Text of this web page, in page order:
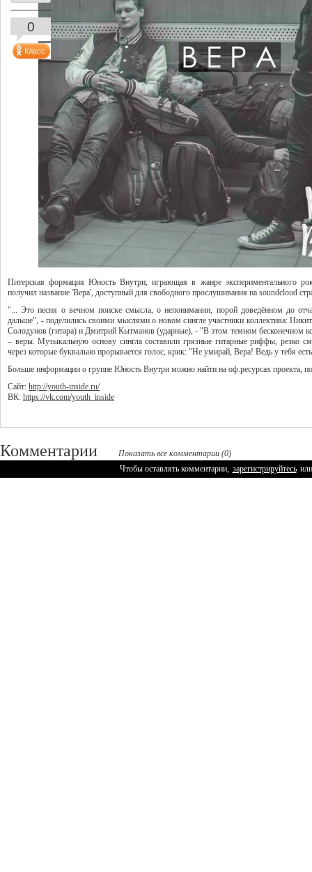
Питерская формация Юность Внутри, играющая в жанре экспериментального
получил название 'Вера', доступный для свободного прослушивания на soundcloud
"... Это песня о вечном поиске смысла, о непонимании, порой доведённом до
дальше", - поделились своими мыслями о новом сингле участники коллектива:
Солодунов (гитара) и Дмитрий Кытманов (ударные), - "В этом темном бесконечном
– веры. Музыкальную основу сингла составили грязные гитарные риффы, резко
через которые буквально прорывается голос, крик: "Не умирай, Вера! Ведь у тебя
Больше информации о группе Юность Внутри можно найти на оф.ресурсах проекта,
Сайт: http://youth-inside.ru/
ВК: https://vk.com/youth_inside
Комментарии
Показать все комментарии (0)
Чтобы оставлять комментарии, зарегистрируйтесь или
0